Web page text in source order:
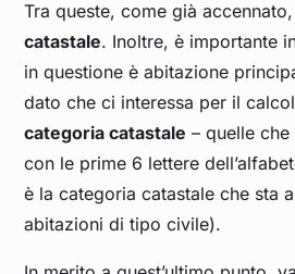
Tra queste, come già accennato,
catastale. Inoltre, è importante
in questione è abitazione
dato che ci interessa per il
categoria catastale – quelle
con le prime 6 lettere
è la categoria catastale che sta
abitazioni di tipo civile).